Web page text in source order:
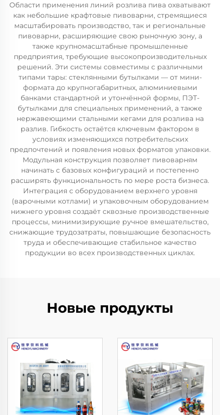
Области применения линий розлива пива охватывают
как небольшие крафтовые пивоварни, стремящиеся
масштабировать производство, так и региональные
пивоварни, расширяющие свою рыночную зону, а
также крупномасштабные промышленные
предприятия, требующие высокопроизводительных
решений. Эти системы совместимы с различными
типами тары: стеклянными бутылками — от мини-
формата до крупногабаритных, алюминиевыми
банками стандартной и утончённой формы, ПЭТ-
бутылками для специальных применений, а также
нержавеющими стальными кегами для розлива на
разлив. Гибкость остаётся ключевым фактором в
условиях изменяющихся потребительских
предпочтений и появления новых форматов упаковки.
Модульная конструкция позволяет пивоварням
начинать с базовых конфигураций и постепенно
расширять функциональность по мере роста бизнеса.
Интеграция с оборудованием верхнего уровня
(варочными котлами) и упаковочным оборудованием
нижнего уровня создаёт сквозные производственные
процессы, минимизирующие ручное вмешательство,
снижающие трудозатраты, повышающие безопасность
труда и обеспечивающие стабильное качество
продукции во всех производственных циклах.
Новые продукты